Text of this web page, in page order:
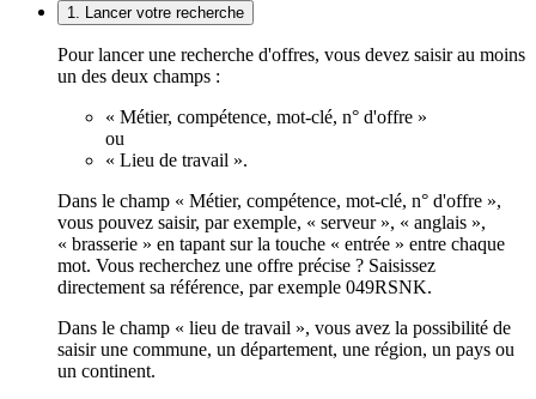
1. Lancer votre recherche
Pour lancer une recherche d'offres, vous devez saisir au moins
un des deux champs :
« Métier, compétence, mot-clé, n° d'offre »
ou
« Lieu de travail ».
Dans le champ « Métier, compétence, mot-clé, n° d'offre »,
vous pouvez saisir, par exemple, « serveur », « anglais »,
« brasserie » en tapant sur la touche « entrée » entre chaque
mot. Vous recherchez une offre précise ? Saisissez
directement sa référence, par exemple 049RSNK.
Dans le champ « lieu de travail », vous avez la possibilité de
saisir une commune, un département, une région, un pays ou
un continent.